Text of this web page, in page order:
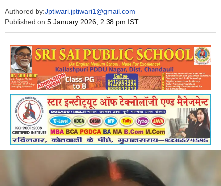
Authored by:Jptiwari.jptiwari1@gmail.com
Published on:5 January 2026, 2:38 pm IST